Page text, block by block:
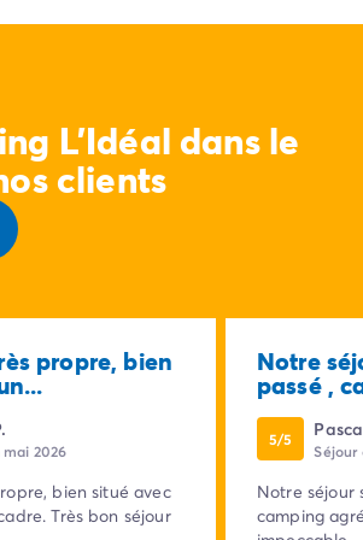
L'Idéal dans le
clients
propre, bien
mai 2026
bien situé avec
Très bon séjour
Notre
passé ,
5/5
Séjour
Notre séjour
camping